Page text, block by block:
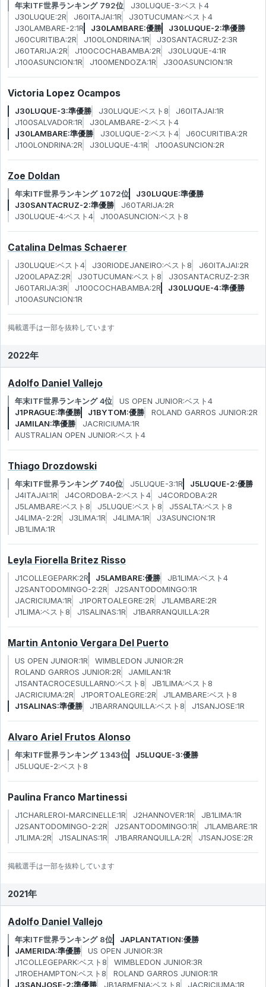
年末ITF世界ランキング 792位
J30LUQUE-3:ベスト4
J30LUQUE:2R
J60ITAJAI:1R
J30TUCUMAN:ベスト4
J30LAMBARE-2:1R
J30LAMBARE:優勝
J30LUQUE-2:準優勝
J60CURITIBA:2R
J100LONDRINA:1R
J30SANTACRUZ-2:3R
J60TARIJA:2R
J100COCHABAMBA:2R
J30LUQUE-4:1R
J100ASUNCION:1R
J100MENDOZA:1R J300ASUNCION:1R
Victoria Lopez Ocampos
J30LUQUE-3:準優勝 J30LUQUE:ベスト8
J60ITAJAI:1R
J100SALVADOR:1R
J30LAMBARE-2:ベスト4
J30LAMBARE:準優勝
J30LUQUE-2:ベスト4
J60CURITIBA:2R
J100LONDRINA:2R
J30LUQUE-4:1R J100ASUNCION:2R
Zoe Doldan
年末ITF世界ランキング 1072位
J30LUQUE:準優勝
J30SANTACRUZ-2:準優勝
J60TARIJA:2R
J30LUQUE-4:ベスト4
J100ASUNCION:ベスト8
Catalina Delmas Schaerer
J30LUQUE:ベスト4 J30RIODEJANEIRO:ベスト8
J60ITAJAI:2R
J200LAPAZ:2R
J30TUCUMAN:ベスト8
J30SANTACRUZ-2:3R
J60TARIJA:3R
J100COCHABAMBA:2R
J30LUQUE-4:準優勝
J100ASUNCION:1R
掲載選手は一部を抜粋しています
2022年
Adolfo Daniel Vallejo
年末ITF世界ランキング 4位
US OPEN JUNIOR:ベスト4
J1PRAGUE:準優勝
J1BYTOM:優勝
ROLAND GARROS JUNIOR:2R
JAMILAN:準優勝
JACRICIUMA:1R
AUSTRALIAN OPEN JUNIOR:ベスト4
Thiago Drozdowski
年末ITF世界ランキング 740位 J5LUQUE-3:1R
J5LUQUE-2:優勝
J4ITAJAI:1R
J4CORDOBA-2:ベスト4
J4CORDOBA:2R
J5LAMBARE:ベスト8
J5LUQUE:ベスト8
J5SALTA:ベスト8
J4LIMA-2:2R
J3LIMA:1R J4LIMA:1R
J3ASUNCION:1R
JB1LIMA:1R
Leyla Fiorella Britez Risso
J1COLLEGEPARK:2R J5LAMBARE:優勝
JB1LIMA:ベスト4
J2SANTODOMINGO-2:2R
J2SANTODOMINGO:1R
JACRICIUMA:1R
J1PORTOALEGRE:2R
J1LAMBARE:2R
J1LIMA:ベスト8
J1SALINAS:1R J1BARRANQUILLA:2R
Martin Antonio Vergara Del Puerto
US OPEN JUNIOR:1R
WIMBLEDON JUNIOR:2R
ROLAND GARROS JUNIOR:2R
JAMILAN:1R
J1SANTACROCESULLARNO:ベスト8
JB1LIMA:ベスト8
JACRICIUMA:2R
J1PORTOALEGRE:2R
J1LAMBARE:ベスト8
J1SALINAS:準優勝
J1BARRANQUILLA:ベスト8 J1SANJOSE:1R
Alvaro Ariel Frutos Alonso
年末ITF世界ランキング 1343位
J5LUQUE-3:優勝
J5LUQUE-2:ベスト8
Paulina Franco Martinessi
J1CHARLEROI-MARCINELLE:1R J2HANNOVER:1R
JB1LIMA:1R
J2SANTODOMINGO-2:2R
J2SANTODOMINGO:1R
J1LAMBARE:1R
J1LIMA:2R
J1SALINAS:1R J1BARRANQUILLA:2R J1SANJOSE:2R
掲載選手は一部を抜粋しています
2021年
Adolfo Daniel Vallejo
年末ITF世界ランキング 8位
JAPLANTATION:優勝
JAMERIDA:準優勝
US OPEN JUNIOR:3R
J1COLLEGEPARK:ベスト8
WIMBLEDON JUNIOR:3R
J1ROEHAMPTON:ベスト8
ROLAND GARROS JUNIOR:1R
J3SANJOSE-2:準優勝
JB1ARMENIA:ベスト8
JACRICIUMA:1R